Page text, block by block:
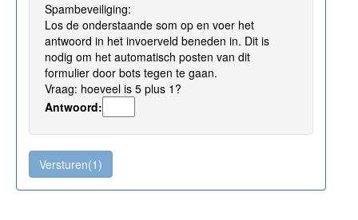
Spambeveiliging:
Los de onderstaande som op en voer het
antwoord in het invoerveld beneden in. Dit is
nodig om het automatisch posten van dit
formulier door bots tegen te gaan.
Vraag: hoeveel is 5 plus 1?
Antwoord: